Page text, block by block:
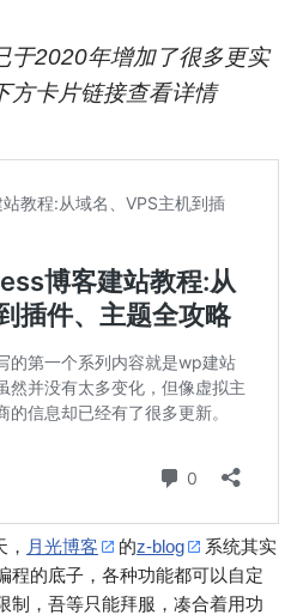
于2020年增加了很多更实
方卡片链接查看详情
月光博客 的z-blog
系统其实
程的底子，各种功能都可以自定
制，吾等只能拜服，凑合着用功